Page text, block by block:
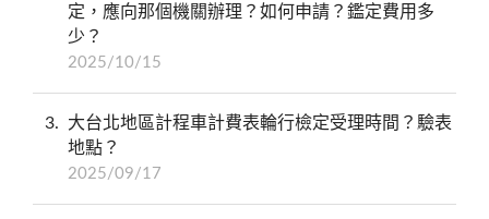
定，應向那個機關辦理？如何申請？鑑定費用多
少？
2025/10/15
3
大台北地區計程車計費表輪行檢定受理時間？驗表
地點？
2025/09/17